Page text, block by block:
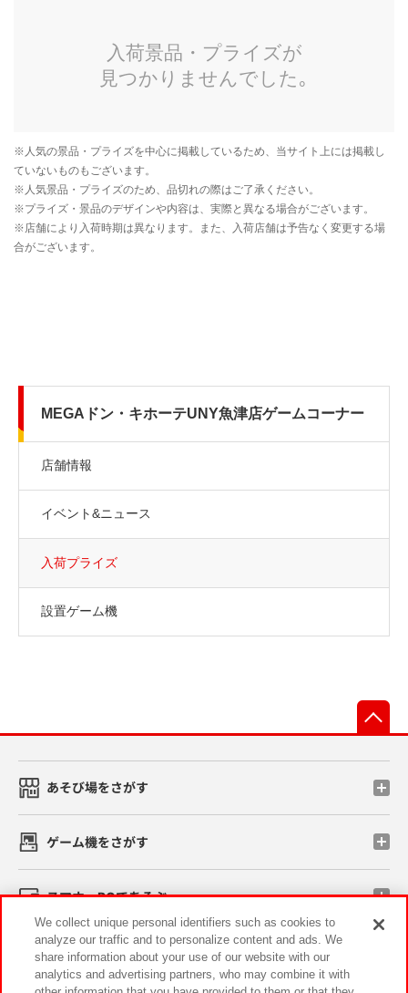
MEGAドン・キホーテUNY魚津店ゲームコーナー
店舗情報
イベント&ニュース
入荷プライズ
設置ゲーム機
あそび場をさがす
ゲーム機をさがす
スマホ・PCであそぶ
イベント・キャンペーン
We collect unique personal identifiers such as cookies to
analyze our traffic and to personalize content and ads. We
share information about your use of our website with our
analytics and advertising partners, who may combine it with